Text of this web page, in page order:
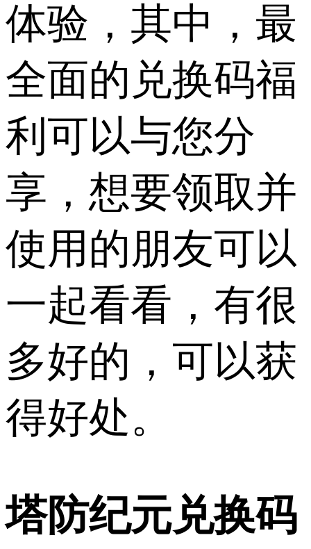
体验，其中，最
全面的兑换码福
利可以与您分
享，想要领取并
使用的朋友可以
一起看看，有很
多好的，可以获
得好处。
塔防纪元兑换码